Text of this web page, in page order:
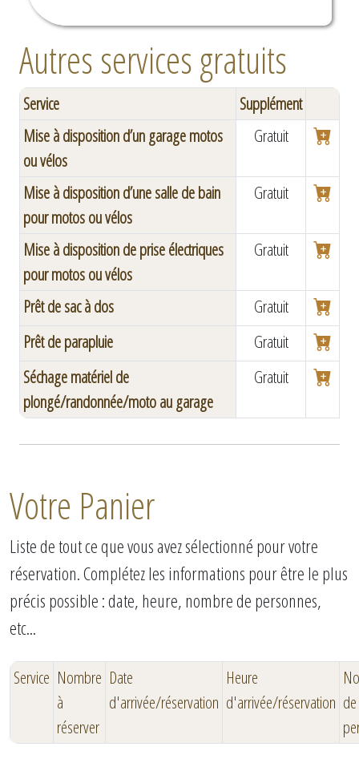
Autres services gratuits
Service
Supplément
Mise à disposition d’un garage motos
ou vélos
Gratuit
Mise à disposition d’une salle de bain
pour motos ou vélos
Gratuit
Mise à disposition de prise électriques
pour motos ou vélos
Gratuit
Prêt de sac à dos
Gratuit
Prêt de parapluie
Gratuit
Séchage matériel de
plongé/randonnée/moto au garage
Gratuit
Votre Panier
Liste de tout ce que vous avez sélectionné pour votre
réservation. Complétez les informations pour être le plus
précis possible : date, heure, nombre de personnes,
etc...
Service Nombre
à
réserver
Date
d'arrivée/réservation
Heure
d'arrivée/réservation de